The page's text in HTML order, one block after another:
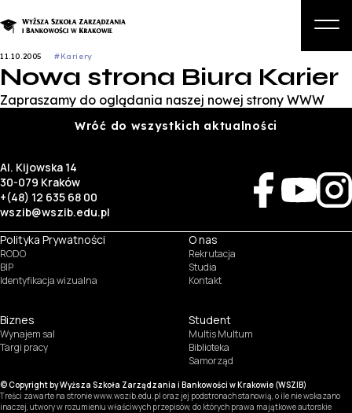
O nas
Studia
Kandydat
Student
Biznes
11.10.2005 #Kariery
Nowa strona Biura Karier
Zapraszamy do oglądania naszej nowej strony WWW
Wróć do wszystkich aktualności
Al. Kijowska 14
30-079 Kraków
+(48) 12 635 68 00
wszib@wszib.edu.pl
Polityka Prywatności
RODO
BIP
Identyfikacja wizualna
O nas
Rekrutacja
Studia
Kontakt
Biznes
Wynajem sal
Targi pracy
Student
Multis Multum
Biblioteka
Samorząd
© Copyright by Wyższa Szkoła Zarządzania i Bankowości w Krakowie (WSZIB)
Treści zawarte na stronie www.wszib.edu.pl oraz jej podstronach stanowią, o ile nie wskazano
inaczej, utwory w rozumieniu właściwych przepisów, do których prawa majątkowe autorskie